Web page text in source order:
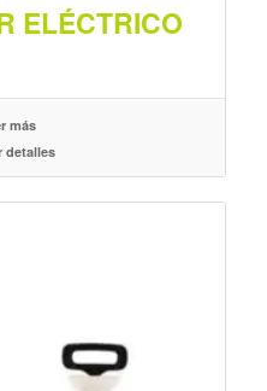
ELÉCTRICO
más
detalles